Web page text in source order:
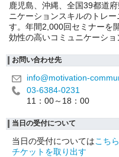
鹿児島、沖縄、全国39都道
ニケーションスキルのトレ
す。年間2,000回セミナーを
効性の高いコミュニケーショ
お問い合わせ先
info@motivation-
03-6384-0231
11：00～18：00
当日の受付について
当日の受付についてはこちら
チケットを取り出す